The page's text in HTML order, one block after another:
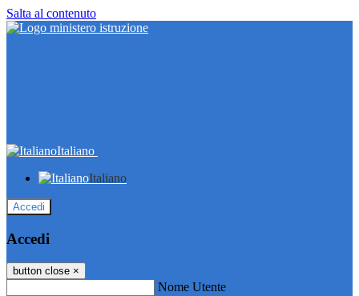
Salta al contenuto
Italiano
Italiano
Accedi
Accedi
button close ×
Nome Utente